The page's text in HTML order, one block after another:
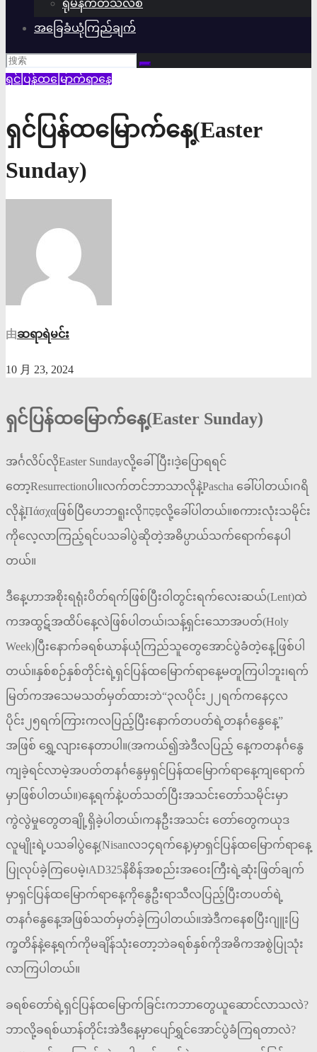
ရိုမန်ကတ်သလစ်
အခြေခံယုံကြည်ချက်
ရှင်ပြန်ထမြောက်ရာနေ့
ရှင်ပြန်ထမြောက်နေ့(Easter
Sunday)
由ဆရာရဲမင်း
10 月 23, 2024
ရှင်ပြန်ထမြောက်နေ့(Easter Sunday)
အင်္ဂလိပ်လိုEaster Sundayလို့ခေါ်ပြီး၊ဒဲ့ပြောရရင်
တော့Resurrectionပါ။လက်တင်ဘာသာလိုနဲ့Pascha ခေါ်ပါတယ်၊ဂရိ
လိုနဲ့Πάσχαဖြစ်ပြီဟေဘရူးလိုפֶּסַחလို့ခေါ်ပါတယ်။စကားလုံးသမိုင်း
ကိုလေ့လာကြည့်ရင်ပသခါပွဲဆိုတဲ့အဓိပ္ပာယ်သက်ရောက်နေပါ
တယ်။
ဒီနေ့ဟာအစိုးရရုံးပိတ်ရက်ဖြစ်ပြီးဝါတွင်းရက်လေးဆယ်(Lent)ထဲ
ကအထွဋ်အထိပ်နေ့လဲဖြစ်ပါတယ်၊သန့်ရှင်းသောအပတ်(Holy
Week)ပြီးနောက်ခရစ်ယာန်ယုံကြည်သူတွေအောင်ပွဲခံတဲ့နေ့ဖြစ်ပါ
တယ်။နှစ်စဉ်နှစ်တိုင်းရဲ့ရှင်ပြန်ထမြောက်ရာနေ့မတူကြပါဘူး၊ရက်
မြတ်ကအသေမသတ်မှတ်ထားဘဲ“၃လပိုင်း၂၂ရက်ကနေ၄လ
ပိုင်း၂၅ရက်ကြားကလပြည့်ပြီးနောက်တပတ်ရဲ့တနင်္ဂနွေနေ့”
အဖြစ်‌ ရွှေ့လျားနေတာပါ။(အကယ်၍အဲဒီလပြည့်‌ နေ့ကတနင်္ဂနွေ
ကျခဲ့ရင်လာမဲ့အပတ်တနင်္ဂနွေမှရှင်ပြန်ထမြောက်ရာနေ့ကျရောက်
မှာဖြစ်ပါတယ်။)နေ့ရက်နဲ့ပတ်သတ်ပြီးအသင်းတော်သမိုင်းမှာ
ကွဲလွဲမှုတွေတချို့ရှိခဲ့ပါတယ်၊ကနဦးအသင်း တော်တွေကယုဒ
လူမျိုးရဲ့ပသခါပွဲနေ့(Nisanလ၁၄ရက်နေ့)မှာရှင်ပြန်ထမြောက်ရာနေ့
ပြုလုပ်ခဲ့ကြပေမဲ့၊AD325နိစိန်အစည်းအဝေးကြီးရဲ့ဆုံးဖြတ်ချက်
မှာရှင်ပြန်ထမြောက်ရာနေ့ကိုနွေဦးရာသီလပြည့်ပြီးတပတ်ရဲ့
တနင်္ဂနွေနေ့အဖြစ်သတ်မှတ်ခဲ့ကြပါတယ်။အဲဒီကနေစပြီးဂျူးပြ
က္ခတိန်နဲ့နေ့ရက်ကိုမချိန်သုံးတော့ဘဲခရစ်နှစ်ကိုအဓိကအစွဲပြုသုံး
လာကြပါတယ်။
ခရစ်တော်ရဲ့ရှင်ပြန်ထမြောက်ခြင်းကဘာတွေယူဆောင်လာသလဲ?
ဘာလို့ခရစ်ယာန်တိုင်းအဲဒီနေ့မှာပျော်ရွှင်အောင်ပွဲခံကြရတာလဲ?